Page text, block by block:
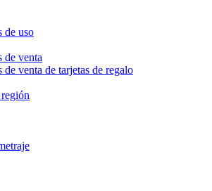
de uso
de venta
venta de tarjetas de regalo